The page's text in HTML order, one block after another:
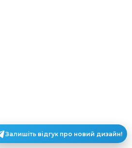
Залишіть відгук про новий дизайн!